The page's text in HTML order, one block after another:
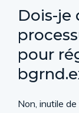
Dois-je
pour
Non, inutile